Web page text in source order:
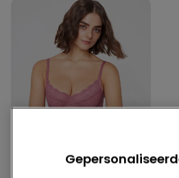
Gerecycled kant